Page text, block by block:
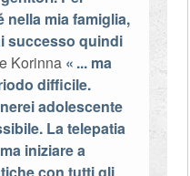
nella mia famiglia,
successo quindi
Korinna
... ma
difficile.
adolescente
La telepatia
iniziare a